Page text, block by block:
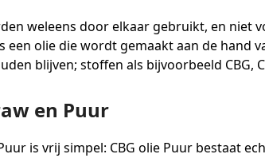
weleens door elkaar gebruikt, en
een olie die wordt gemaakt aan de
blijven; stoffen als bijvoorbeeld CBG,
en Puur
is vrij simpel: CBG olie Puur bestaat